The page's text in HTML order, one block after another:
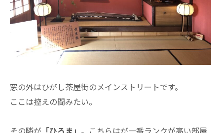
窓の外はひがし茶屋街のメインストリートです。
ここは控えの間みたい。
その隣が 「ひろま」 。こちらはが一番ランクが高い部屋